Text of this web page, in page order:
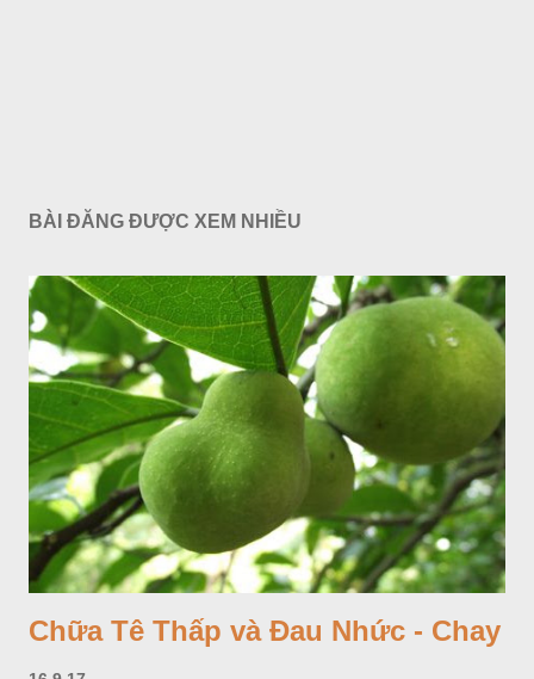
BÀI ĐĂNG ĐƯỢC XEM NHIỀU
Chữa Tê Thấp và Đau Nhức - Chay